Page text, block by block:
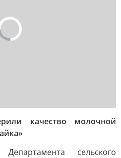
качество молочной
сельского